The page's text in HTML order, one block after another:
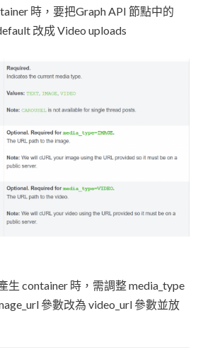
時，要把Graph API 節點中的
改成 Video uploads
生 container 時，需調整 media_type
參數改為 video_url 參數並放